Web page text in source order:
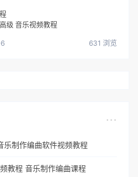
级 音乐视频教程
631 浏览
乐制作编曲软件视频教程
教程 音乐制作编曲课程